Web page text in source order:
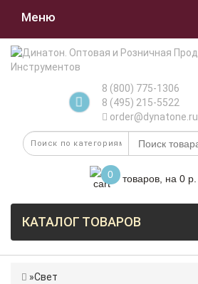
Меню
8 (800) 775-1306
8 (495) 215-5522
order@dynatone.ru
0 товаров, на 0 р.
КАТАЛОГ ТОВАРОВ
Свет